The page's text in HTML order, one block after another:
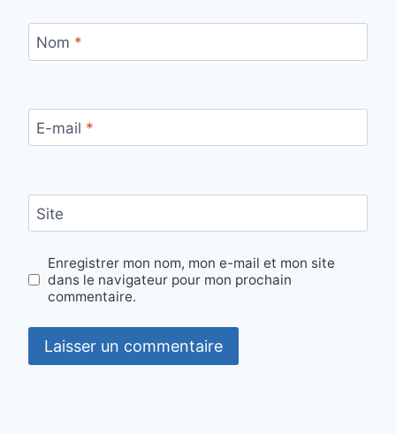
Nom *
E-mail *
Site
Enregistrer mon nom, mon e-mail et mon site
dans le navigateur pour mon prochain
commentaire.